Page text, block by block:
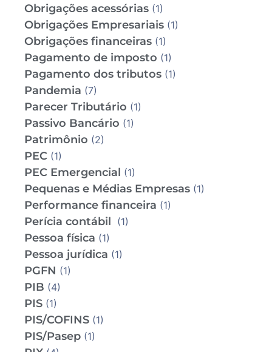
Obrigações acessórias (1)
Obrigações Empresariais (1)
Obrigações financeiras (1)
Pagamento de imposto (1)
Pagamento dos tributos (1)
Pandemia (7)
Parecer Tributário (1)
Passivo Bancário (1)
Patrimônio (2)
PEC (1)
PEC Emergencial (1)
Pequenas e Médias Empresas (1)
Performance financeira (1)
Perícia contábil (1)
Pessoa física (1)
Pessoa jurídica (1)
PGFN (1)
PIB (4)
PIS (1)
PIS/COFINS (1)
PIS/Pasep (1)